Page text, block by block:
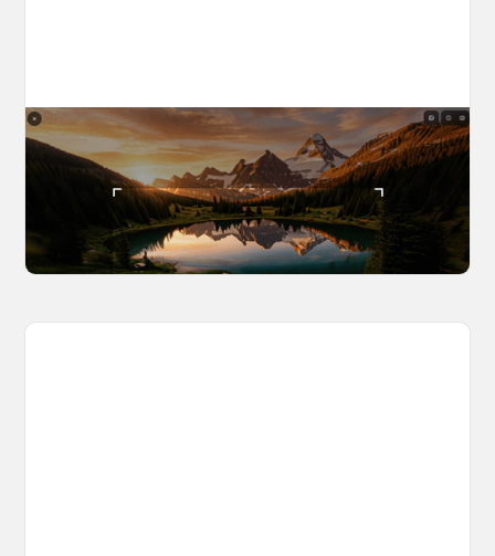
The World Builder's Handbook
Build a world once, shoot from it forever. Your
complete guide to creating, navigating, and
capturing inside OpenArt Worlds.
March 25, 2026